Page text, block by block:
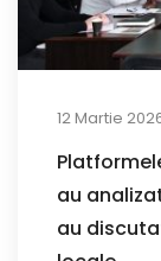
12 Martie
au
au